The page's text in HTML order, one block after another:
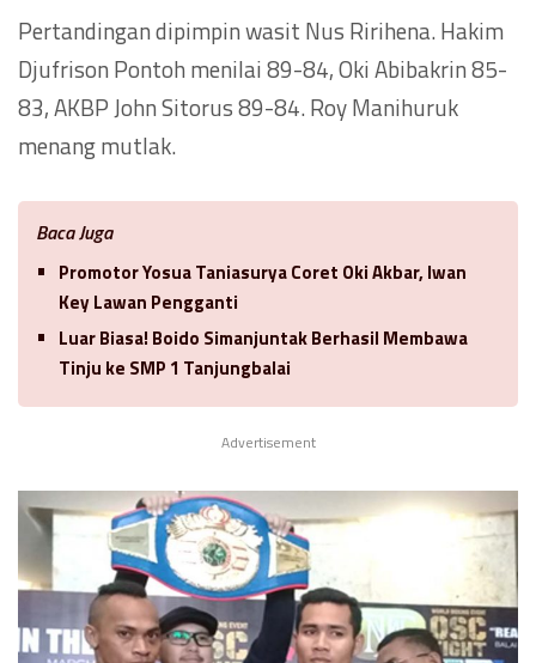
Pertandingan dipimpin wasit Nus Ririhena. Hakim
Djufrison Pontoh menilai 89-84, Oki Abibakrin 85-
83, AKBP John Sitorus 89-84. Roy Manihuruk
menang mutlak.
Baca Juga
Promotor Yosua Taniasurya Coret Oki Akbar, Iwan
Key Lawan Pengganti
Luar Biasa! Boido Simanjuntak Berhasil Membawa
Tinju ke SMP 1 Tanjungbalai
Advertisement